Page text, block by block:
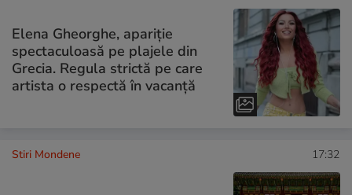
Elena Gheorghe, apariție
spectaculoasă pe plajele din
Grecia. Regula strictă pe care
artista o respectă în vacanță
Stiri Mondene 17:32